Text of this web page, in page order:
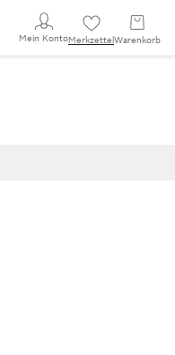
Mein KontoMerkzettel Warenkorb